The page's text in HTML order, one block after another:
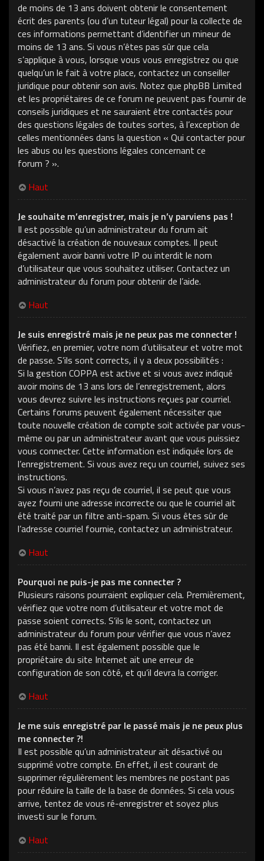
de moins de 13 ans doivent obtenir le consentement
écrit des parents (ou d’un tuteur légal) pour la collecte de
ces informations permettant d’identifier un mineur de
moins de 13 ans. Si vous n’êtes pas sûr que cela
s’applique à vous, lorsque vous vous enregistrez ou que
quelqu’un le fait à votre place, contactez un conseiller
juridique pour obtenir son avis. Notez que phpBB Limited
et les propriétaires de ce forum ne peuvent pas fournir de
conseils juridiques et ne sauraient être contactés pour
des questions légales de toutes sortes, à l’exception de
celles mentionnées dans la question « Qui contacter pour
les abus ou les questions légales concernant ce
forum ? ».
Haut
Je souhaite m’enregistrer, mais je n’y parviens pas !
Il est possible qu’un administrateur du forum ait
désactivé la création de nouveaux comptes. Il peut
également avoir banni votre IP ou interdit le nom
d’utilisateur que vous souhaitez utiliser. Contactez un
administrateur du forum pour obtenir de l’aide.
Haut
Je suis enregistré mais je ne peux pas me connecter !
Vérifiez, en premier, votre nom d’utilisateur et votre mot
de passe. S’ils sont corrects, il y a deux possibilités :
Si la gestion COPPA est active et si vous avez indiqué
avoir moins de 13 ans lors de l’enregistrement, alors
vous devrez suivre les instructions reçues par courriel.
Certains forums peuvent également nécessiter que
toute nouvelle création de compte soit activée par vous-
même ou par un administrateur avant que vous puissiez
vous connecter. Cette information est indiquée lors de
l’enregistrement. Si vous avez reçu un courriel, suivez ses
instructions.
Si vous n’avez pas reçu de courriel, il se peut que vous
ayez fourni une adresse incorrecte ou que le courriel ait
été traité par un filtre anti-spam. Si vous êtes sûr de
l’adresse courriel fournie, contactez un administrateur.
Haut
Pourquoi ne puis-je pas me connecter ?
Plusieurs raisons pourraient expliquer cela. Premièrement,
vérifiez que votre nom d’utilisateur et votre mot de
passe soient corrects. S’ils le sont, contactez un
administrateur du forum pour vérifier que vous n’avez
pas été banni. Il est également possible que le
propriétaire du site Internet ait une erreur de
configuration de son côté, et qu’il devra la corriger.
Haut
Je me suis enregistré par le passé mais je ne peux plus
me connecter ?!
Il est possible qu’un administrateur ait désactivé ou
supprimé votre compte. En effet, il est courant de
supprimer régulièrement les membres ne postant pas
pour réduire la taille de la base de données. Si cela vous
arrive, tentez de vous ré-enregistrer et soyez plus
investi sur le forum.
Haut